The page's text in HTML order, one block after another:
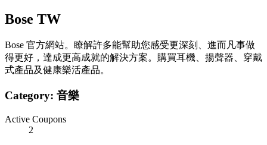
Bose TW
Bose 官方網站。瞭解許多能幫助您感受更深刻、進而凡事做
得更好，達成更高成就的解決方案。購買耳機、揚聲器、穿戴
式產品及健康樂活產品。
Category: 音樂
Active Coupons
2